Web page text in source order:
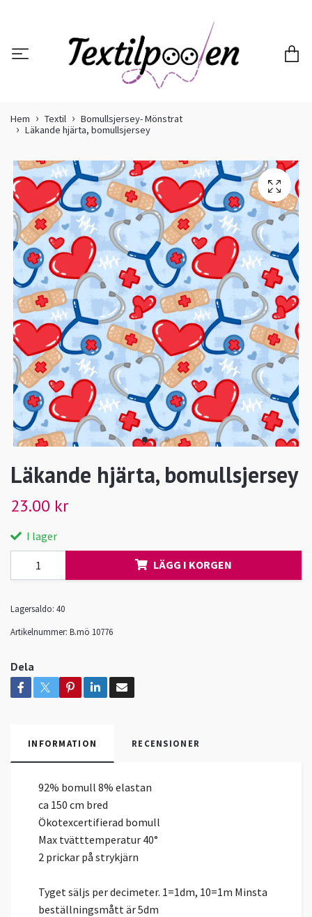
Hem Textil
Bomullsjersey- Mönstrat
Läkande hjärta, bomullsjersey
Läkande hjärta, bomullsjersey
23.00 kr
I lager
LÄGG I KORGEN
Lagersaldo: 40
Artikelnummer: B.mö 10776
Dela
INFORMATION RECENSIONER
92% bomull 8% elastan
ca 150 cm bred
Ökotexcertifierad bomull
Max tvätttemperatur 40°
2 prickar på strykjärn
Tyget säljs per decimeter. 1=1dm, 10=1m Minsta
beställningsmått är 5dm